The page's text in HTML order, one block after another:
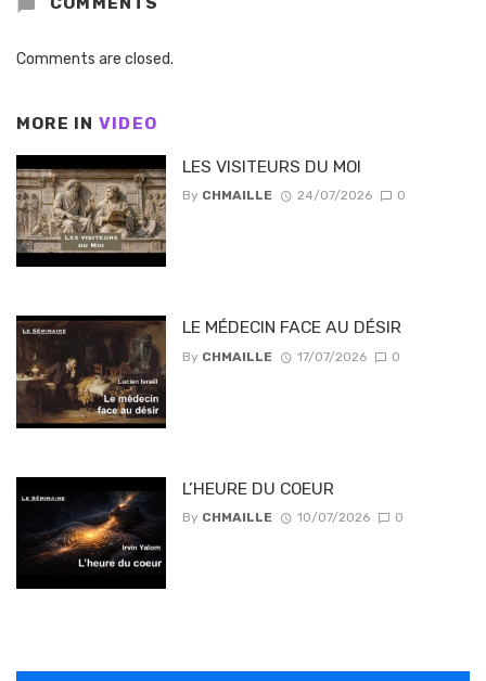
Comments are closed.
MORE IN VIDEO
LES VISITEURS DU MOI
By CHMAILLE 24/07/2026 0
LE MÉDECIN FACE AU DÉSIR
By CHMAILLE 17/07/2026 0
L’HEURE DU COEUR
By CHMAILLE 10/07/2026 0